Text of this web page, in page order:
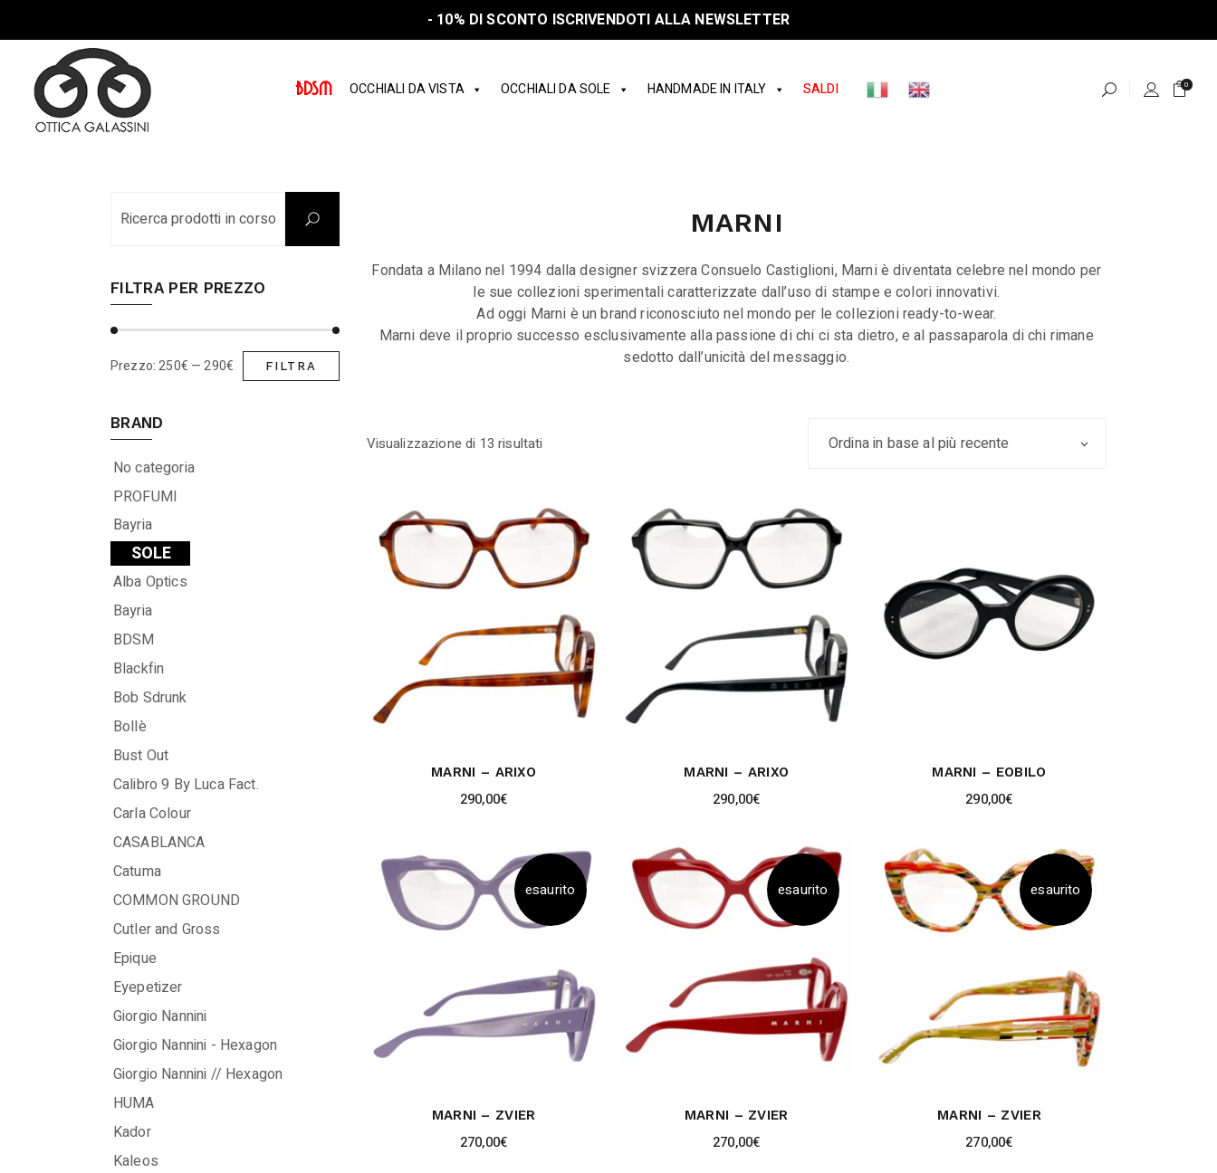
the
SPEDIZIONE GRATUITA IN ITALIA SOPRA I 150€
BDSM OCCHIALI DA VISTA OCCHIALI DA SOLE HANDMADE IN ITALY SALDI 0
MARNI
Fondata a Milano nel 1994 dalla designer svizzera Consuelo Castiglioni, Marni è diventata celebre nel mondo per
le sue collezioni sperimentali caratterizzate dall’uso di stampe e colori innovativi.
Ad oggi Marni è un brand riconosciuto nel mondo per le collezioni ready-to-wear.
Marni deve il proprio successo esclusivamente alla passione di chi ci sta dietro, e al passaparola di chi rimane
sedotto dall’unicità del messaggio.
Visualizzazione di 13 risultati
recente
Ordina in base al più recente
MARNI – ARIXO
290,00€
MARNI – ARIXO
290,00€
MARNI – EOBILO
290,00€
esaurito
MARNI – ZVIER
270,00€
esaurito
MARNI – ZVIER
270,00€
esaurito
MARNI – ZVIER
270,00€
FILTRA PER PREZZO
Min
Max
FILTRA
Prezzo:250€ —290€
BRAND
No categoria
PROFUMI
Bayria
SOLE
Alba Optics
Bayria
BDSM
Blackfin
Bob Sdrunk
Bollè
Bust Out
Calibro 9 By Luca Fact.
Carla Colour
CASABLANCA
Catuma
COMMON GROUND
Cutler and Gross
Epique
Eyepetizer
Giorgio Nannini
Giorgio Nannini - Hexagon
Giorgio Nannini // Hexagon
HUMA
Kador
Kaleos